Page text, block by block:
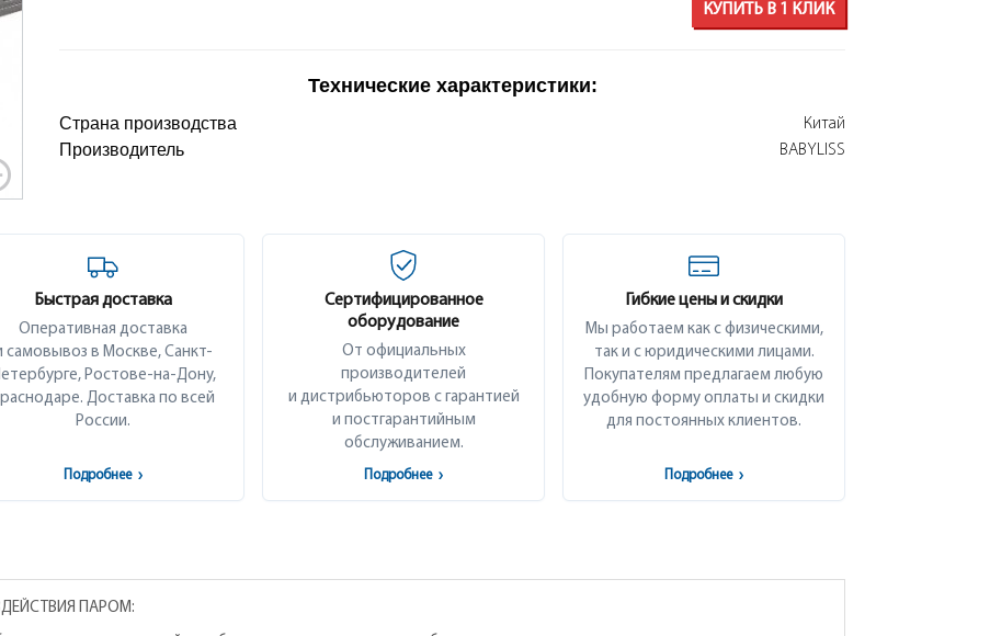
КУПИТЬ В 1 КЛИК
Технические характеристики:
Страна производства Китай
Производитель BABYLISS
Быстрая доставка
Оперативная доставка
самовывоз в Москве, Санкт-
Ростове-на-Дону,
Доставка по всей
России.
Подробнее ›
Сертифицированное
оборудование
От официальных
производителей
и дистрибьюторов с гарантией
и постгарантийным
обслуживанием.
Подробнее ›
Гибкие цены и скидки
Мы работаем как с физическими,
так и с юридическими лицами.
Покупателям предлагаем любую
удобную форму оплаты и скидки
для постоянных клиентов.
Подробнее ›
ПАРОМ: